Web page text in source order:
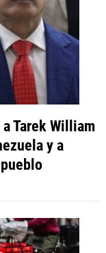
Tarek William
y a